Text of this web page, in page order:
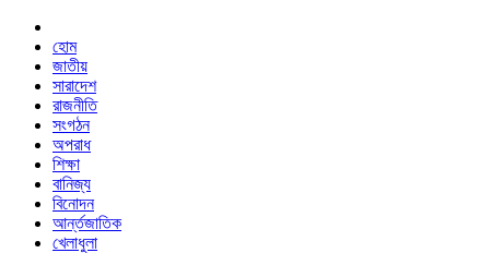
হোম
জাতীয়
সারাদেশ
রাজনীতি
সংগঠন
অপরাধ
শিক্ষা
বানিজ্য
বিনোদন
আর্ন্তজাতিক
খেলাধুলা